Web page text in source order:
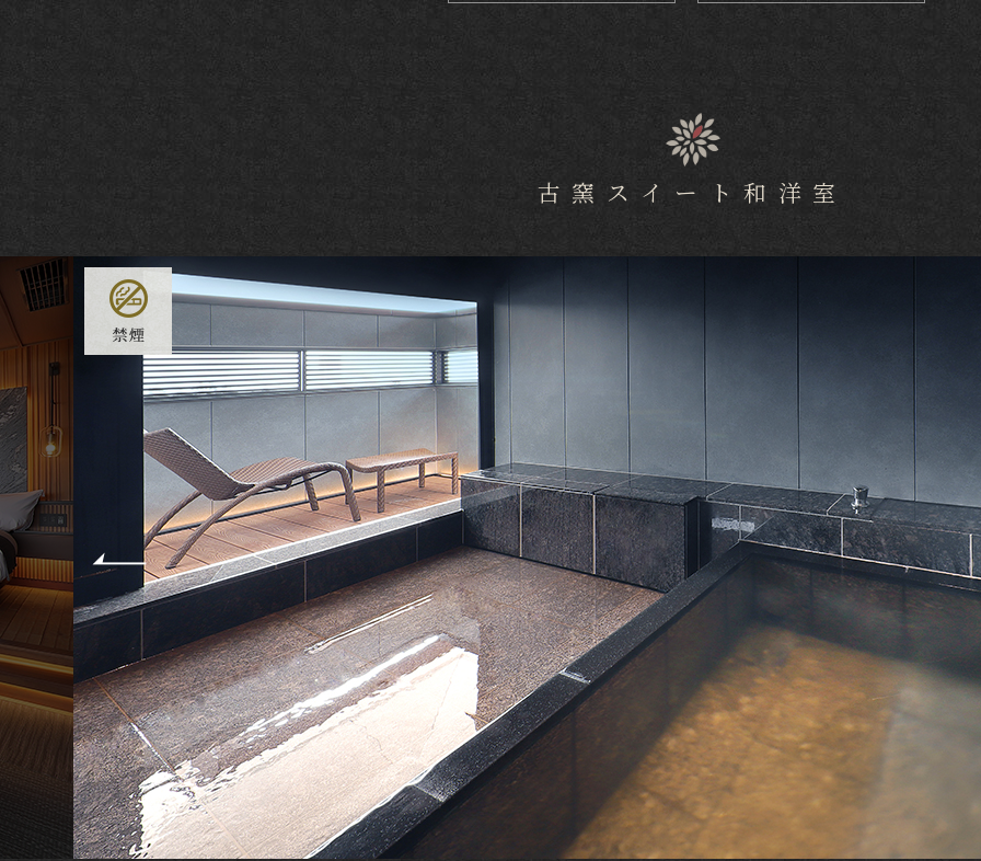
古窯スイート和洋室
Previou